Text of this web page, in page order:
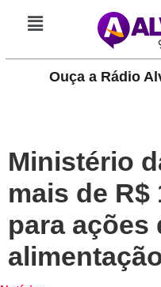
Ouça a Rádio
Ministério
mais de R$
para ações